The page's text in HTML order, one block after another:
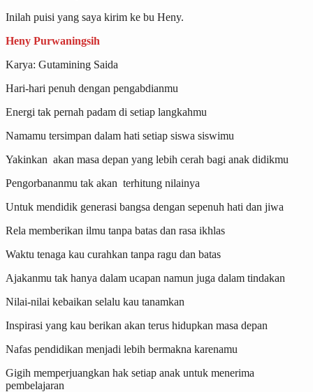
Inilah puisi yang saya kirim ke bu Heny.
Heny Purwaningsih
Karya: Gutamining Saida
Hari-hari penuh dengan pengabdianmu
Energi tak pernah padam di setiap langkahmu
Namamu tersimpan dalam hati setiap siswa siswimu
Yakinkan akan masa depan yang lebih cerah bagi anak didikmu
Pengorbananmu tak akan terhitung nilainya
Untuk mendidik generasi bangsa dengan sepenuh hati dan jiwa
Rela memberikan ilmu tanpa batas dan rasa ikhlas
Waktu tenaga kau curahkan tanpa ragu dan batas
Ajakanmu tak hanya dalam ucapan namun juga dalam tindakan
Nilai-nilai kebaikan selalu kau tanamkan
Inspirasi yang kau berikan akan terus hidupkan masa depan
Nafas pendidikan menjadi lebih bermakna karenamu
Gigih memperjuangkan hak setiap anak untuk menerima
pembelajaran